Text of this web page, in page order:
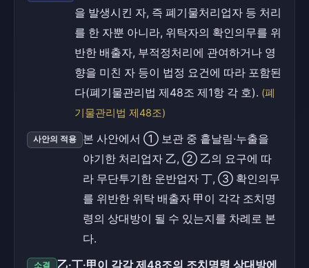
을 발생시킨 자, 즉 폐기물처리업자 등 처리
를 한 자뿐 아니라, 위탁자의 확인의무를 위
반한 배출자, 부적정처리에 관여하거나 영
향을 미친 자 등이 법정 요건에 따라 포함된
다(폐기물관리법 제48조 제1항 각 호). (폐
기물관리법 제48조)
사안의 적용
본 사안에서 ① 보관 중 흩날림·누출을
야기한 처리업자 乙, ② 乙의 요구에 따
라 무단투기한 운반업자 丁, ③ 확인의무
를 위반한 위탁 배출자 甲이 각각 조치명
령의 상대방이 될 수 있는지를 차례로 본
다.
소결 乙·丁·甲이 각각 제48조의 조치명령 상대방에